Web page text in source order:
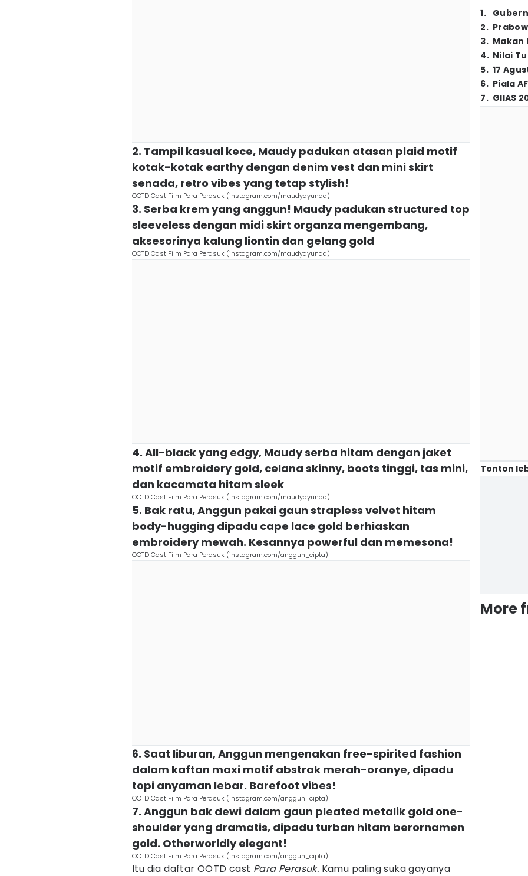
2. Tampil kasual kece, Maudy padukan atasan plaid motif
kotak-kotak earthy dengan denim vest dan mini skirt
senada, retro vibes yang tetap stylish!
OOTD Cast Film Para Perasuk (instagram.com/maudyayunda)
3. Serba krem yang anggun! Maudy padukan structured top
sleeveless dengan midi skirt organza mengembang,
aksesorinya kalung liontin dan gelang gold
OOTD Cast Film Para Perasuk (instagram.com/maudyayunda)
4. All-black yang edgy, Maudy serba hitam dengan jaket
motif embroidery gold, celana skinny, boots tinggi, tas mini,
dan kacamata hitam sleek
OOTD Cast Film Para Perasuk (instagram.com/maudyayunda)
5. Bak ratu, Anggun pakai gaun strapless velvet hitam
body-hugging dipadu cape lace gold berhiaskan
embroidery mewah. Kesannya powerful dan memesona!
OOTD Cast Film Para Perasuk (instagram.com/anggun_cipta)
6. Saat liburan, Anggun mengenakan free-spirited fashion
dalam kaftan maxi motif abstrak merah-oranye, dipadu
topi anyaman lebar. Barefoot vibes!
OOTD Cast Film Para Perasuk (instagram.com/anggun_cipta)
7. Anggun bak dewi dalam gaun pleated metalik gold one-
shoulder yang dramatis, dipadu turban hitam berornamen
gold. Otherworldly elegant!
OOTD Cast Film Para Perasuk (instagram.com/anggun_cipta)
Itu dia daftar OOTD cast Para Perasuk. Kamu paling suka gayanya
1.
2.
3. Makan
4. Nilai
5. 17
6. Piala
7. GIIAS
Tonton
More